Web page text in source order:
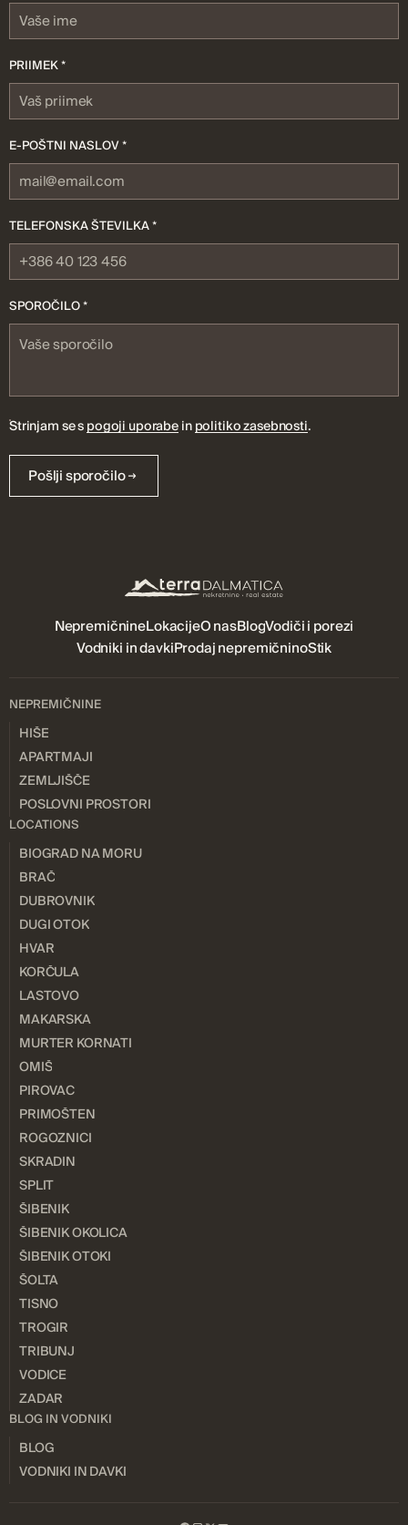
PRIIMEK *
E-POŠTNI NASLOV *
TELEFONSKA ŠTEVILKA *
SPOROČILO *
Strinjam se spogoji uporabeinpolitiko zasebnosti.
Pošlji sporočilo
NepremičnineLokacijeO nasBlogVodiči i porezi
Vodniki in davkiProdaj nepremičninoStik
NEPREMIČNINE
HIŠE
APARTMAJI
ZEMLJIŠČE
POSLOVNI PROSTORI
LOCATIONS
BIOGRAD NA MORU
BRAČ
DUBROVNIK
DUGI OTOK
HVAR
KORČULA
LASTOVO
MAKARSKA
MURTER KORNATI
OMIŠ
PIROVAC
PRIMOŠTEN
ROGOZNICI
SKRADIN
SPLIT
ŠIBENIK
ŠIBENIK OKOLICA
ŠIBENIK OTOKI
ŠOLTA
TISNO
TROGIR
TRIBUNJ
VODICE
ZADAR
BLOG IN VODNIKI
BLOG
VODNIKI IN DAVKI